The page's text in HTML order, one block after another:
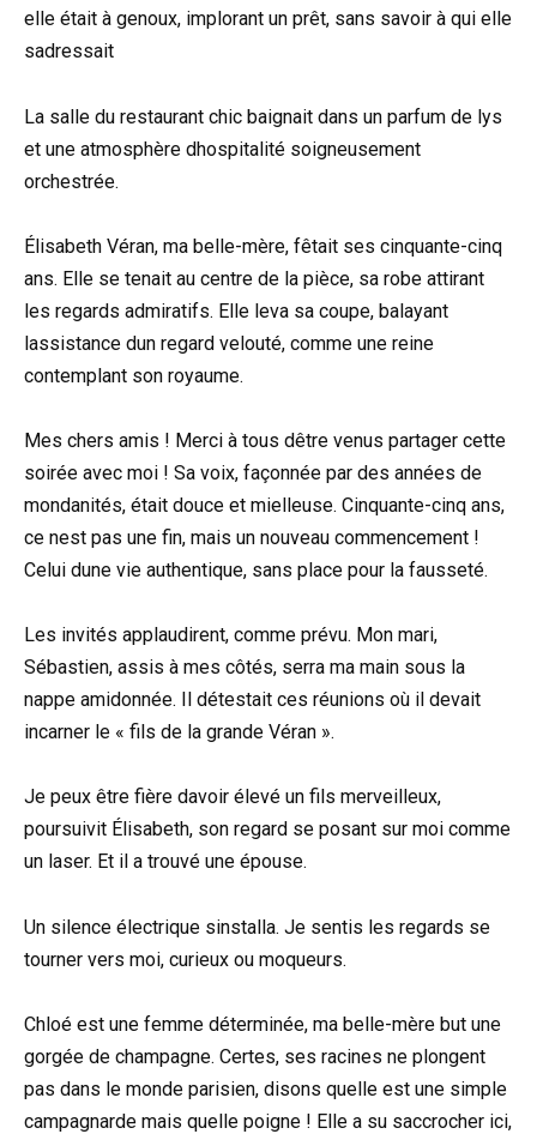
elle était à genoux, implorant un prêt, sans savoir à qui elle
sadressait
La salle du restaurant chic baignait dans un parfum de lys
et une atmosphère dhospitalité soigneusement
orchestrée.
Élisabeth Véran, ma belle-mère, fêtait ses cinquante-cinq
ans. Elle se tenait au centre de la pièce, sa robe attirant
les regards admiratifs. Elle leva sa coupe, balayant
lassistance dun regard velouté, comme une reine
contemplant son royaume.
Mes chers amis ! Merci à tous dêtre venus partager cette
soirée avec moi ! Sa voix, façonnée par des années de
mondanités, était douce et mielleuse. Cinquante-cinq ans,
ce nest pas une fin, mais un nouveau commencement !
Celui dune vie authentique, sans place pour la fausseté.
Les invités applaudirent, comme prévu. Mon mari,
Sébastien, assis à mes côtés, serra ma main sous la
nappe amidonnée. Il détestait ces réunions où il devait
incarner le « fils de la grande Véran ».
Je peux être fière davoir élevé un fils merveilleux,
poursuivit Élisabeth, son regard se posant sur moi comme
un laser. Et il a trouvé une épouse.
Un silence électrique sinstalla. Je sentis les regards se
tourner vers moi, curieux ou moqueurs.
Chloé est une femme déterminée, ma belle-mère but une
gorgée de champagne. Certes, ses racines ne plongent
pas dans le monde parisien, disons quelle est une simple
campagnarde mais quelle poigne ! Elle a su saccrocher ici,